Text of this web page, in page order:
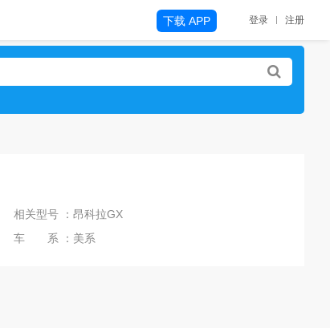
登录 注册
下载 APP
相关型号 ：昂科拉GX
车 系 ：美系